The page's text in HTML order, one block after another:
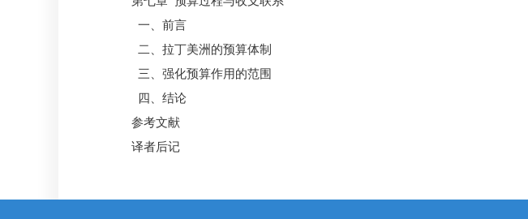
一、前言
二、拉丁美洲的预算体制
三、强化预算作用的范围
四、结论
参考文献
译者后记